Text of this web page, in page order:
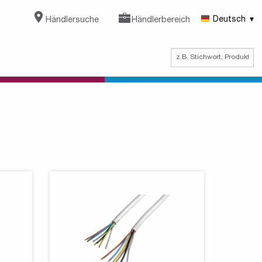
Händlersuche Händlerbereich Deutsch